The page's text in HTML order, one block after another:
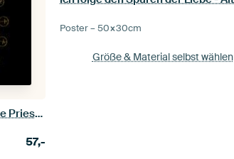
Ich folge den Spuren der Liebe - Alte Priestersprache - golden/schwarz
57,-
Poster –50×30cm
Größe & Material selbst wählen